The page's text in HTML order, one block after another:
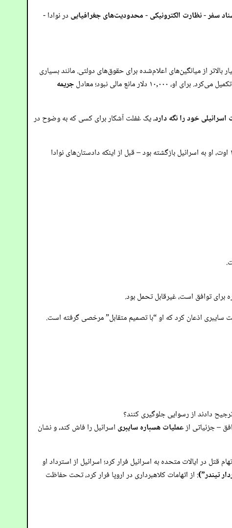
سفر-نظارت الکترونیکی-محدودیت‌های جغرافیایی در نوادا -
بالاتر از میانگین‌های اعلام‌شده برای حقوق‌های دولتی. مانند بسیاری
تکمیل می‌کرد. برای او، ۱۰,۰۰۰ دلار مانع مالی نبود؛ معادل
جریمه
خود را نگه دارد، یک غفلت آشکار برای کسی که به وضوح در
قرار داده بودند. این اتفاق نیفتاد. تا ۱۷ اوت، او به اسرائیل بازگشته بود – قبل از اینکه دادستان‌های نوادا
برای توافق است، غیرقابل تحمل بود.
سایبری اذعان کرد که او “با تصمیم متقابل” مرخصی گرفته است.
دادند از رسوایی جلوگیری کنند؟
– جزئیاتی ازعملیات هسباره سایبری اسرائیل را فاش کند، و نشان
قتل در ایالات متحده به اسرائیل فرار کرد؛ اسرائیل از استرداد او
تیندر”): از اتهامات کلاهبرداری در اروپا فرار کرد، تحت حفاظت